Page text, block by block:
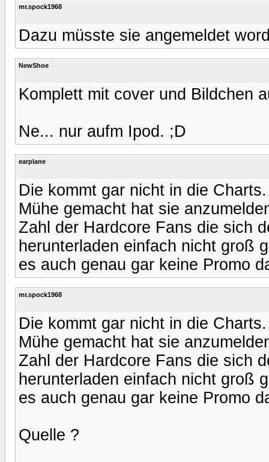
mr.spock1968
Dazu müsste sie angemeldet
NewShoe
Komplett mit cover und Bildchen
Ne... nur aufm Ipod. ;D
earplane
Die kommt gar nicht in die
Mühe gemacht hat sie
Zahl der Hardcore Fans die sich
herunterladen einfach nicht groß
es auch genau gar keine Promo
mr.spock1968
Die kommt gar nicht in die
Mühe gemacht hat sie
Zahl der Hardcore Fans die sich
herunterladen einfach nicht groß
es auch genau gar keine Promo
Quelle ?